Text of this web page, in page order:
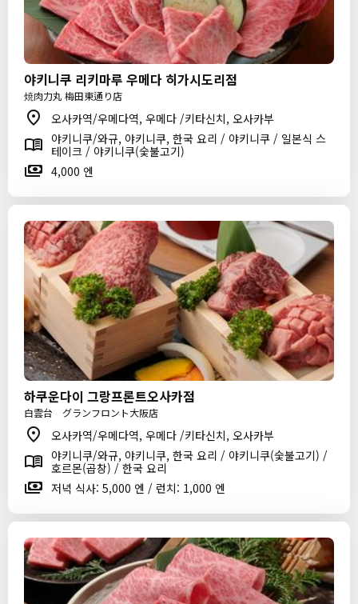
야키니쿠 리키마루 우메다 히가시도리점
焼肉力丸 梅田東通り店
오사카역/우메다역, 우메다 /키타신치, 오사카부
야키니쿠/와규, 야키니쿠, 한국 요리 / 야키니쿠 / 일본식 스
테이크 / 야키니쿠(숯불고기)
4,000 엔
하쿠운다이 그랑프론트오사카점
白雲台 グランフロント大阪店
오사카역/우메다역, 우메다 /키타신치, 오사카부
야키니쿠/와규, 야키니쿠, 한국 요리 / 야키니쿠(숯불고기) /
호르몬(곱창) / 한국 요리
저녁 식사: 5,000 엔 / 런치: 1,000 엔